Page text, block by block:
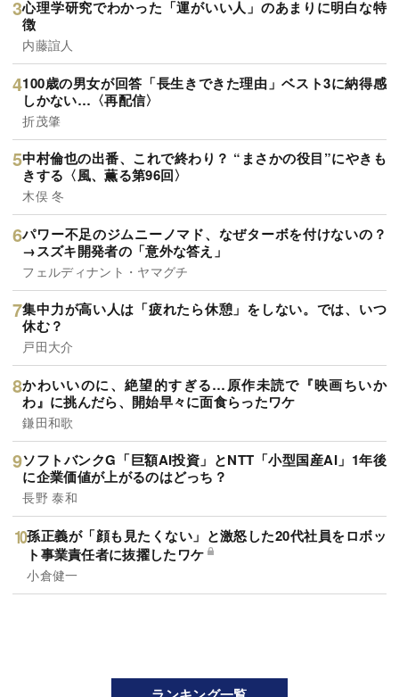
心理学研究でわかった「運がいい人」のあまりに明白な特
徴
内藤誼人
100歳の男女が回答「長生きできた理由」ベスト3に納得感
しかない…〈再配信〉
折茂肇
中村倫也の出番、これで終わり？ “まさかの役目”にやきも
きする〈風、薫る第96回〉
木俣 冬
パワー不足のジムニーノマド、なぜターボを付けないの？
→スズキ開発者の「意外な答え」
フェルディナント・ヤマグチ
集中力が高い人は「疲れたら休憩」をしない。では、いつ
休む？
戸田大介
かわいいのに、絶望的すぎる…原作未読で『映画ちいか
わ』に挑んだら、開始早々に面食らったワケ
鎌田和歌
ソフトバンクG「巨額AI投資」とNTT「小型国産AI」1年後
に企業価値が上がるのはどっち？
長野 泰和
孫正義が「顔も見たくない」と激怒した20代社員をロボッ
ト事業責任者に抜擢したワケ
小倉健一